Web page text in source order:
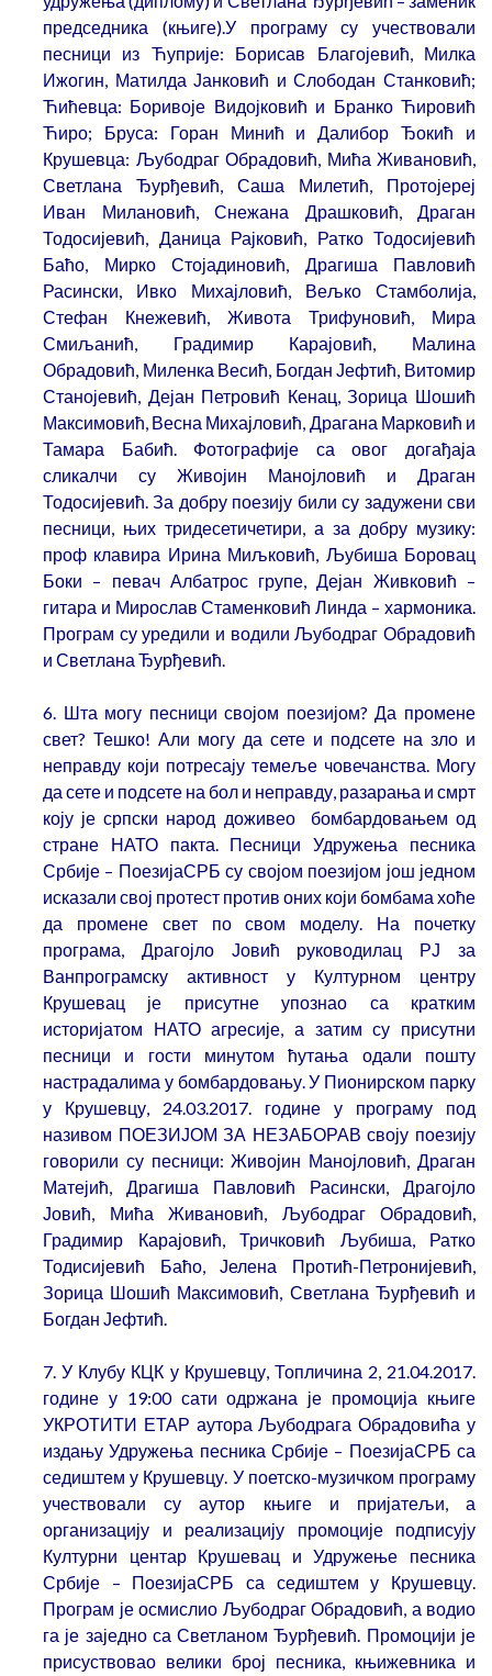
председника (књиге).У програму су учествовали
песници из Ћуприје: Борисав Благојевић, Милка
Ижогин, Матилда Јанковић и Слободан Станковић;
Ћићевца: Боривоје Видојковић и Бранко Ћировић
Ћиро; Бруса: Горан Минић и Далибор Ђокић и
Крушевца: Љубодраг Обрадовић, Мића Живановић,
Светлана Ђурђевић, Саша Милетић, Протојереј
Иван Милановић, Снежана Драшковић, Драган
Тодосијевић, Даница Рајковић, Ратко Тодосијевић
Баћо, Мирко Стојадиновић, Драгиша Павловић
Расински, Ивко Михајловић, Вељко Стамболија,
Стефан Кнежевић, Живота Трифуновић, Мира
Смиљанић, Градимир Карајовић, Малина
Обрадовић, Миленка Весић, Богдан Јефтић, Витомир
Станојевић, Дејан Петровић Кенац, Зорица Шошић
Максимовић, Весна Михајловић, Драгана Марковић и
Тамара Бабић. Фотографије са овог догађаја
сликалчи су Живојин Манојловић и Драган
Тодосијевић. За добру поезију били су задужени сви
песници, њих тридесетичетири, а за добру музику:
проф клавира Ирина Миљковић, Љубиша Боровац
Боки – певач Албатрос групе, Дејан Живковић –
гитара и Мирослав Стаменковић Линда – хармоника.
Програм су уредили и водили Љубодраг Обрадовић
и Светлана Ђурђевић.
6. Шта могу песници својом поезијом? Да промене
свет? Тешко! Али могу да сете и подсете на зло и
неправду који потресају темеље човечанства. Могу
да сете и подсете на бол и неправду, разарања и смрт
коју је српски народ доживео бомбардовањем од
стране НАТО пакта. Песници Удружења песника
Србије – ПоезијаСРБ су својом поезијом још једном
исказали свој протест против оних који бомбама хоће
да промене свет по свом моделу. На почетку
програма, Драгојло Јовић руководилац РЈ за
Ванпрограмску активност у Културном центру
Крушевац је присутне упознао са кратким
историјатом НАТО агресије, а затим су присутни
песници и гости минутом ћутања одали пошту
настрадалима у бомбардовању. У Пионирском парку
у Крушевцу, 24.03.2017. године у програму под
називом ПОЕЗИЈОМ ЗА НЕЗАБОРАВ своју поезију
говорили су песници: Живојин Манојловић, Драган
Матејић, Драгиша Павловић Расински, Драгојло
Јовић, Мића Живановић, Љубодраг Обрадовић,
Градимир Карајовић, Тричковић Љубиша, Ратко
Тодисијевић Баћо, Јелена Протић-Петронијевић,
Зорица Шошић Максимовић, Светлана Ђурђевић и
Богдан Јефтић.
7. У Клубу КЦК у Крушевцу, Топличина 2, 21.04.2017.
године у 19:00 сати одржана је промоција књиге
УКРОТИТИ ЕТАР аутора Љубодрага Обрадовића у
издању Удружења песника Србије – ПоезијаСРБ са
седиштем у Крушевцу. У поетско-музичком програму
учествовали су аутор књиге и пријатељи, а
организацију и реализацију промоције подписују
Културни центар Крушевац и Удружење песника
Србије – ПоезијаСРБ са седиштем у Крушевцу.
Програм је осмислио Љубодраг Обрадовић, а водио
га је заједно са Светланом Ђурђевић. Промоцији је
присуствовао велики број песника, књижевника и